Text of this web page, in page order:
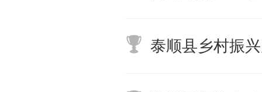
泰顺县乡村振